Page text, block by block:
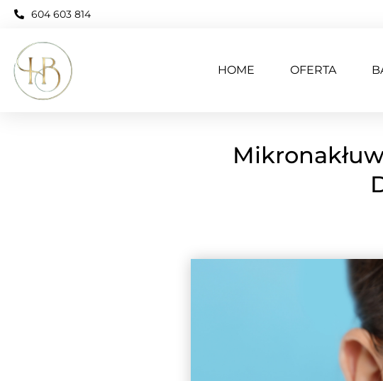
604 603 814
HOME OFERTA